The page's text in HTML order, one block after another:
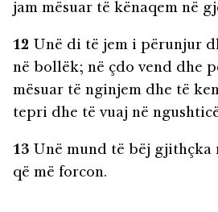
jam mësuar të kënaqem në
12 Unë di të jem i përunjur
në bollëk; në çdo vend dhe
mësuar të nginjem dhe të
tepri dhe të vuaj në
13 Unë mund të bëj gjithçka
që më forcon.